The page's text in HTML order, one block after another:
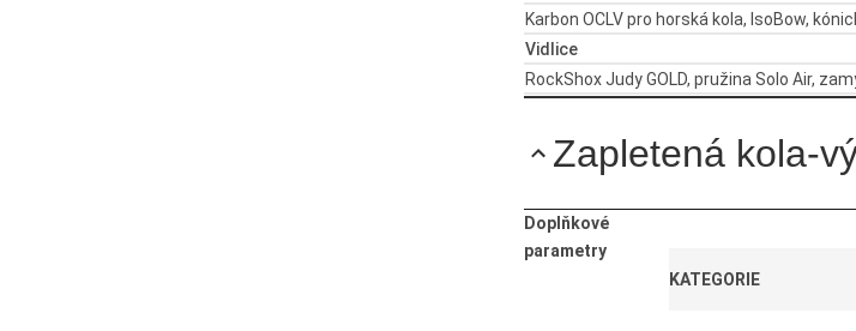
Karbon OCLV pro horská kola, IsoBow,
Vidlice
RockShox Judy GOLD, pružina Solo Air,
Zapletená kola-
Doplňkové
parametry
KATEGORIE